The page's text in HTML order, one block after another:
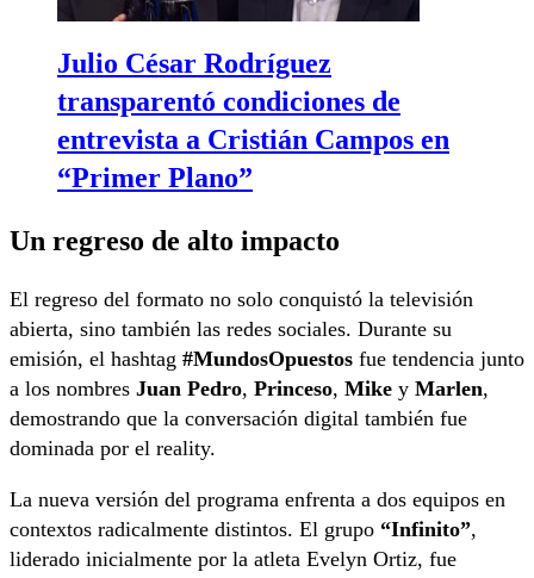
Julio César Rodríguez
transparentó condiciones de
entrevista a Cristián Campos en
“Primer Plano”
Un regreso de alto impacto
El regreso del formato no solo conquistó la televisión
abierta, sino también las redes sociales. Durante su
emisión, el hashtag #MundosOpuestos fue tendencia junto
a los nombres Juan Pedro, Princeso, Mike y Marlen,
demostrando que la conversación digital también fue
dominada por el reality.
La nueva versión del programa enfrenta a dos equipos en
contextos radicalmente distintos. El grupo “Infinito”,
liderado inicialmente por la atleta Evelyn Ortiz, fue